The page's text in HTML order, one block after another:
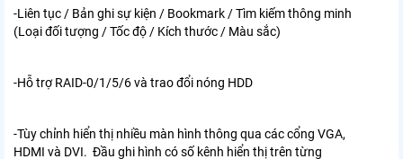
-Liên tục / Bản ghi sự kiện / Bookmark / Tìm kiếm thông minh
(Loại đối tượng / Tốc độ / Kích thước / Màu sắc)
-Hỗ trợ RAID-0/1/5/6 và trao đổi nóng HDD
-Tùy chỉnh hiển thị nhiều màn hình thông qua các cổng VGA,
HDMI và DVI. Đầu ghi hình có số kênh hiển thị trên từng